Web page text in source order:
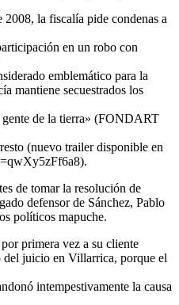
2008, la fiscalía pide condenas a
en un robo con
emblemático para la
mantiene secuestrados los
de la tierra» (FONDART
(nuevo trailer disponible en
de tomar la resolución de
defensor de Sánchez, Pablo
políticos mapuche.
primera vez a su cliente
juicio en Villarrica, porque el
intempestivamente la causa